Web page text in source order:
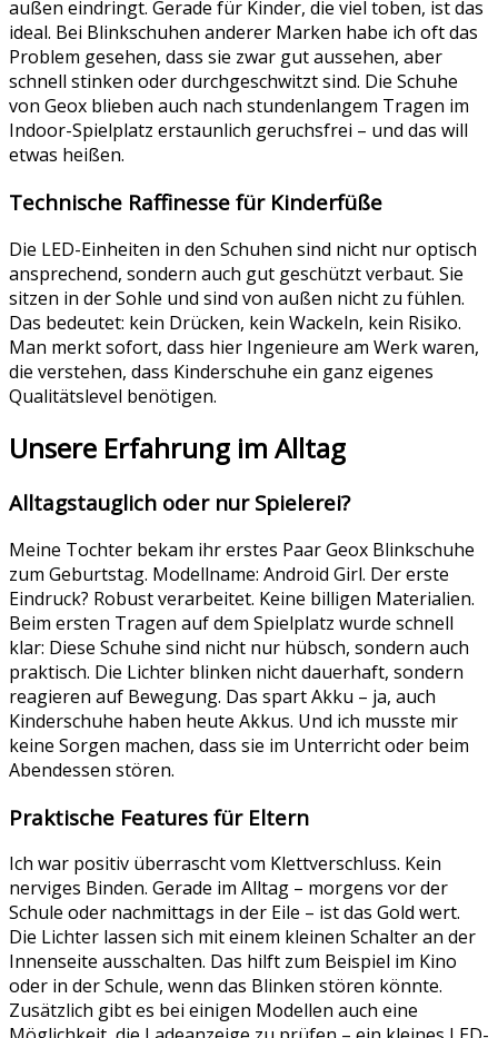
außen eindringt. Gerade für Kinder, die viel toben, ist das
ideal. Bei Blinkschuhen anderer Marken habe ich oft das
Problem gesehen, dass sie zwar gut aussehen, aber
schnell stinken oder durchgeschwitzt sind. Die Schuhe
von Geox blieben auch nach stundenlangem Tragen im
Indoor-Spielplatz erstaunlich geruchsfrei – und das will
etwas heißen.
Technische Raffinesse für Kinderfüße
Die LED-Einheiten in den Schuhen sind nicht nur optisch
ansprechend, sondern auch gut geschützt verbaut. Sie
sitzen in der Sohle und sind von außen nicht zu fühlen.
Das bedeutet: kein Drücken, kein Wackeln, kein Risiko.
Man merkt sofort, dass hier Ingenieure am Werk waren,
die verstehen, dass Kinderschuhe ein ganz eigenes
Qualitätslevel benötigen.
Unsere Erfahrung im Alltag
Alltagstauglich oder nur Spielerei?
Meine Tochter bekam ihr erstes Paar Geox Blinkschuhe
zum Geburtstag. Modellname: Android Girl. Der erste
Eindruck? Robust verarbeitet. Keine billigen Materialien.
Beim ersten Tragen auf dem Spielplatz wurde schnell
klar: Diese Schuhe sind nicht nur hübsch, sondern auch
praktisch. Die Lichter blinken nicht dauerhaft, sondern
reagieren auf Bewegung. Das spart Akku – ja, auch
Kinderschuhe haben heute Akkus. Und ich musste mir
keine Sorgen machen, dass sie im Unterricht oder beim
Abendessen stören.
Praktische Features für Eltern
Ich war positiv überrascht vom Klettverschluss. Kein
nerviges Binden. Gerade im Alltag – morgens vor der
Schule oder nachmittags in der Eile – ist das Gold wert.
Die Lichter lassen sich mit einem kleinen Schalter an der
Innenseite ausschalten. Das hilft zum Beispiel im Kino
oder in der Schule, wenn das Blinken stören könnte.
Zusätzlich gibt es bei einigen Modellen auch eine